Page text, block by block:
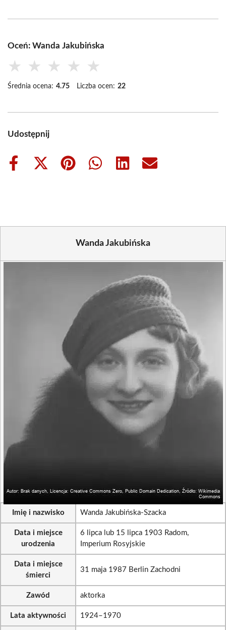
Oceń: Wanda Jakubińska
★ ★ ★ ★ ★
Średnia ocena: 4.75 Liczba ocen: 22
Udostępnij
Share
Share
Share
Share
Share
Share
Wanda Jakubińska
Imię i nazwisko Wanda Jakubińska-Szacka
Data i miejsce
urodzenia
6 lipca lub 15 lipca 1903 Radom,
Imperium Rosyjskie
Data i miejsce
śmierci
31 maja 1987 Berlin Zachodni
Zawód aktorka
Lata aktywności 1924–1970